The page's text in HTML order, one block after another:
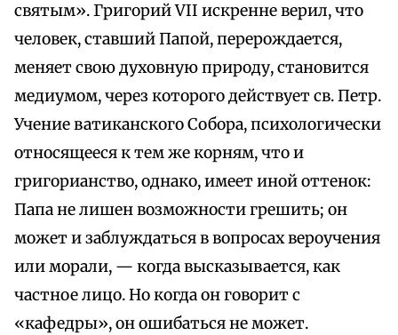
святым». Григорий VII искренне верил, что
человек, ставший Папой, перерождается,
меняет свою духовную природу, становится
медиумом, через которого действует св. Петр.
Учение ватиканского Собора, психологически
относящееся к тем же корням, что и
григорианство, однако, имеет иной оттенок:
Папа не лишен возможности грешить; он
может и заблуждаться в вопросах вероучения
или морали, — когда высказывается, как
частное лицо. Но когда он говорит с
«кафедры», он ошибаться не может.